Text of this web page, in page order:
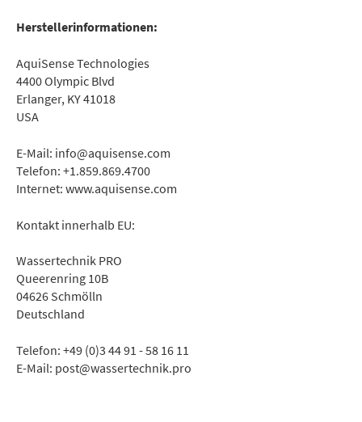
Herstellerinformationen:
AquiSense Technologies
4400 Olympic Blvd
Erlanger, KY 41018
USA
E-Mail: info@aquisense.com
Telefon: +1.859.869.4700
Internet: www.aquisense.com
Kontakt innerhalb EU:
Wassertechnik PRO
Queerenring 10B
04626 Schmölln
Deutschland
Telefon: +49 (0)3 44 91 - 58 16 11
E-Mail: post@wassertechnik.pro